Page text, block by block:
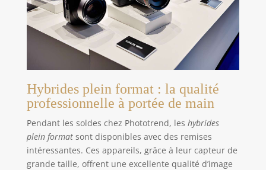
Hybrides plein format : la qualité
professionnelle à portée de main
Pendant les soldes chez Phototrend, les hybrides
plein formatsont disponibles avec des remises
intéressantes. Ces appareils, grâce à leur capteur de
grande taille, offrent une excellente qualité d’image